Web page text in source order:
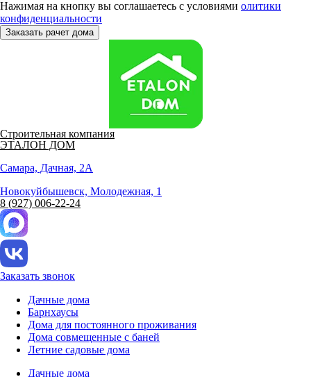
Нажимая на кнопку вы соглашаетесь с условиями олитики
конфиденциальности
Заказать рачет дома
Строительная компания
ЭТАЛОН ДОМ
Самара, Дачная, 2А
Новокуйбышевск, Молодежная, 1
8 (927) 006-22-24
Заказать звонок
Дачные дома
Барнхаусы
Дома для постоянного проживания
Дома совмещенные с баней
Летние садовые дома
Дачные дома